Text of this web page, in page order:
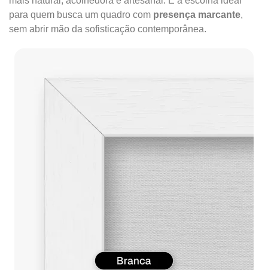
para quem busca um quadro com presença marcante,
sem abrir mão da sofisticação contemporânea.